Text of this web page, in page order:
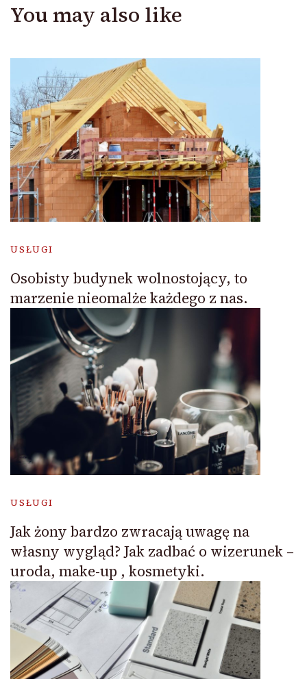
You may also like
USŁUGI
Osobisty budynek wolnostojący, to
marzenie nieomalże każdego z nas.
USŁUGI
Jak żony bardzo zwracają uwagę na
własny wygląd? Jak zadbać o wizerunek –
uroda, make-up , kosmetyki.